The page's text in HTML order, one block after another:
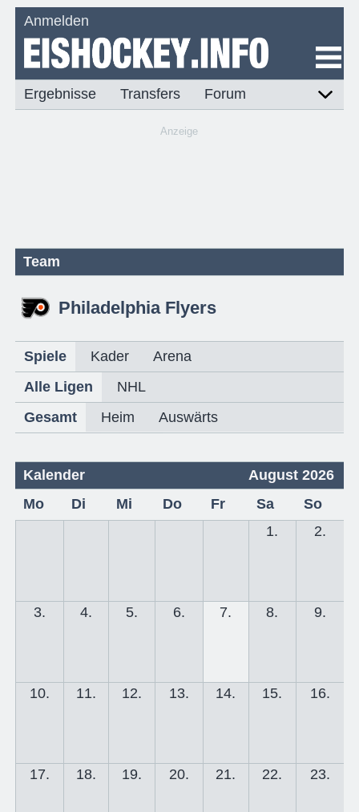
Anmelden
Ergebnisse Transfers Forum
Anzeige
Team
Philadelphia Flyers
Spiele Kader
Arena
Alle Ligen
NHL
Gesamt
Heim Auswärts
Kalender
August 2026
Mo
Di Mi Do Fr Sa
So
1.
2.
3. 4. 5. 6. 7. 8. 9.
10. 11. 12. 13. 14. 15. 16.
17. 18. 19. 20. 21. 22. 23.